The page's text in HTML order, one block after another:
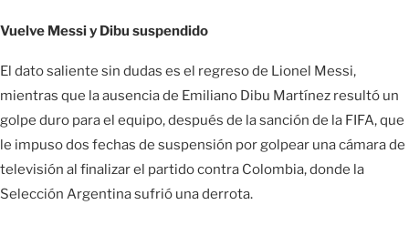
Vuelve Messi y Dibu suspendido
El dato saliente sin dudas es el regreso de Lionel Messi,
mientras que la ausencia de Emiliano Dibu Martínez resultó un
golpe duro para el equipo, después de la sanción de la FIFA, que
le impuso dos fechas de suspensión por golpear una cámara de
televisión al finalizar el partido contra Colombia, donde la
Selección Argentina sufrió una derrota.